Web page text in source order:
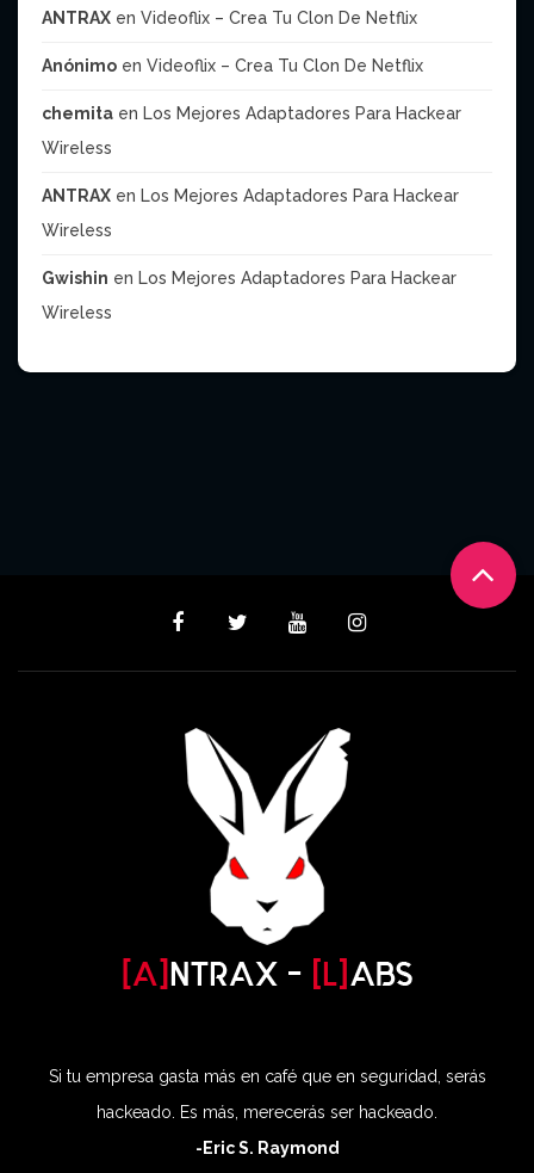
ANTRAX en Videoflix – Crea Tu Clon De Netflix
Anónimo en Videoflix – Crea Tu Clon De Netflix
chemita en Los Mejores Adaptadores Para Hackear
Wireless
ANTRAX en Los Mejores Adaptadores Para Hackear
Wireless
Gwishin en Los Mejores Adaptadores Para Hackear
Wireless
Si tu empresa gasta más en café que en seguridad, serás
hackeado. Es más, merecerás ser hackeado.
-Eric S. Raymond